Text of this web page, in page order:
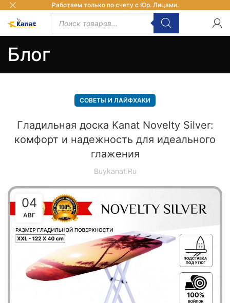
Блог
СОВЕТЫ И ЛАЙФХАКИ
Гладильная доска Kanat Novelty Silver:
комфорт и надежность для идеального
глажения
Buykanat.ru
04
АВГ
Работаем только по счету с Юр. Лицами.